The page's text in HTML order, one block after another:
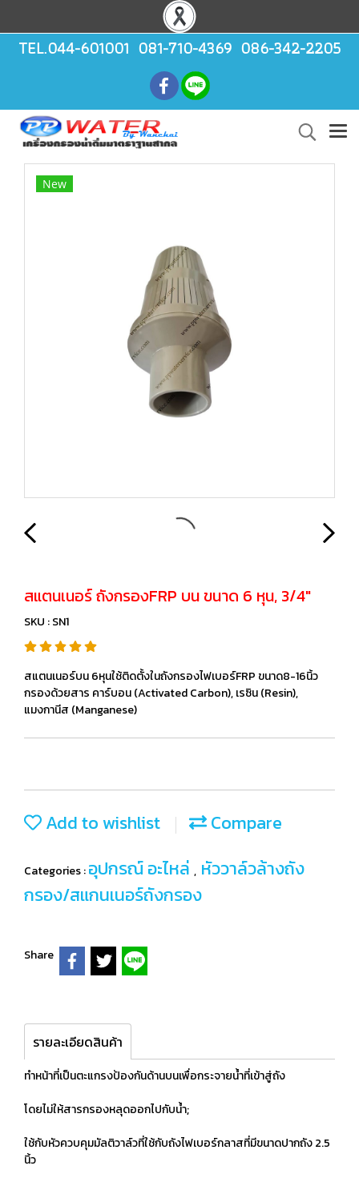
TEL.044-601001 081-710-4369 086-342-2205
New
สแตนเนอร์ ถังกรองFRP บน ขนาด 6 หุน, 3/4"
SKU : SN1
สแตนเนอร์บน 6หุนใช้ติดตั้งในถังกรองไฟเบอร์FRP ขนาด8-16นิ้ว
กรองด้วยสาร คาร์บอน (Activated Carbon), เรซิน (Resin),
แมงกานีส (Manganese)
Add to wishlist Compare
Categories :อุปกรณ์ อะไหล่ , หัววาล์วล้างถัง
กรอง/สแกนเนอร์ถังกรอง
Share
รายละเอียดสินค้า
ทำหน้าที่เป็นตะแกรงป้องกันด้านบนเพื่อกระจายน้ำที่เข้าสู่ถัง
โดยไม่ให้สารกรองหลุดออกไปกับน้ำ;
ใช้กับหัวควบคุมมัลติวาล์วที่ใช้กับถังไฟเบอร์กลาสที่มีขนาดปากถัง 2.5
นิ้ว